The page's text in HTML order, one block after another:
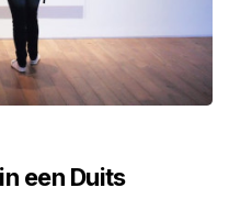
een Duits